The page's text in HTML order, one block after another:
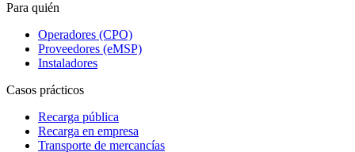
Para quién
Operadores (CPO)
Proveedores (eMSP)
Instaladores
Casos prácticos
Recarga pública
Recarga en empresa
Transporte de mercancías